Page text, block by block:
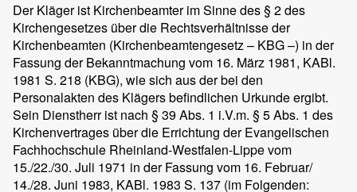
Der Kläger ist Kirchenbeamter im Sinne des § 2 des
Kirchengesetzes über die Rechtsverhältnisse der
Kirchenbeamten (Kirchenbeamtengesetz – KBG –) in der
Fassung der Bekanntmachung vom 16. März 1981, KABl.
1981 S. 218 (KBG), wie sich aus der bei den
Personalakten des Klägers befindlichen Urkunde ergibt.
Sein Dienstherr ist nach § 39 Abs. 1 i.V.m. § 5 Abs. 1 des
Kirchenvertrages über die Errichtung der Evangelischen
Fachhochschule Rheinland-Westfalen-Lippe vom
15./22./30. Juli 1971 in der Fassung vom 16. Februar/
14./28. Juni 1983, KABl. 1983 S. 137 (im Folgenden: